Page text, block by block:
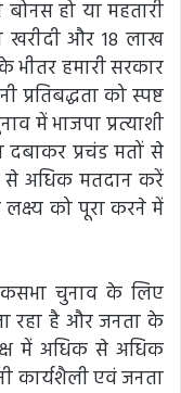
हो या महतारी
खरीदी और 18 लाख
भीतर हमारी सरकार
को स्पष्ट
में भाजपा प्रत्याशी
प्रचंड मतों से
अधिक मतदान करें
को पूरा करने में
चुनाव के लिए
रहा है और जनता के
में अधिक से अधिक
कार्यशैली एवं जनता